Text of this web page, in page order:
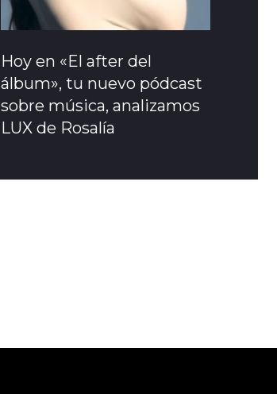
Hoy en «El after del
álbum», tu nuevo pódcast
sobre música, analizamos
LUX de Rosalía